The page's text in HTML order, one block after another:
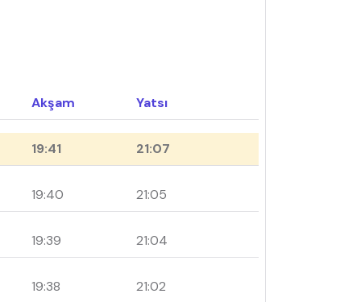
Akşam Yatsı
19:41 21:07
19:40 21:05
19:39 21:04
19:38 21:02